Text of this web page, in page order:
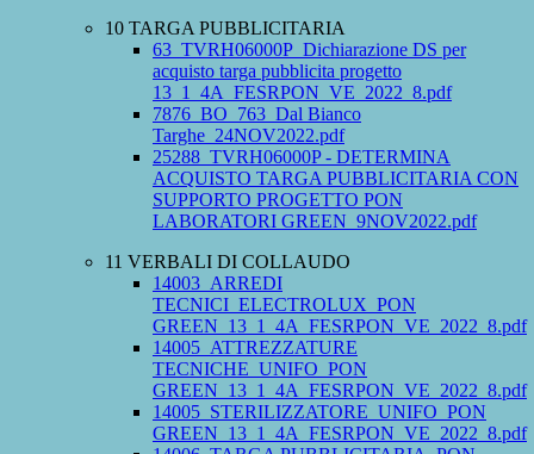
10 TARGA PUBBLICITARIA
63_TVRH06000P_Dichiarazione DS per
acquisto targa pubblicita progetto
13_1_4A_FESRPON_VE_2022_8.pdf
7876_BO_763_Dal Bianco
Targhe_24NOV2022.pdf
25288_TVRH06000P - DETERMINA
ACQUISTO TARGA PUBBLICITARIA CON
SUPPORTO PROGETTO PON
LABORATORI GREEN_9NOV2022.pdf
11 VERBALI DI COLLAUDO
14003_ARREDI
TECNICI_ELECTROLUX_PON
GREEN_13_1_4A_FESRPON_VE_2022_8.pdf
14005_ATTREZZATURE
TECNICHE_UNIFO_PON
GREEN_13_1_4A_FESRPON_VE_2022_8.pdf
14005_STERILIZZATORE_UNIFO_PON
GREEN_13_1_4A_FESRPON_VE_2022_8.pdf